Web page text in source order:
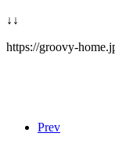
↓↓
https://groovy-
Prev